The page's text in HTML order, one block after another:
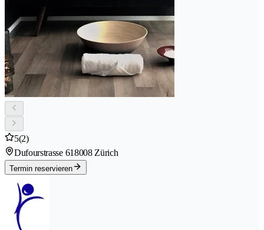
5(2)
Dufourstrasse 618008 Zürich
Termin reservieren